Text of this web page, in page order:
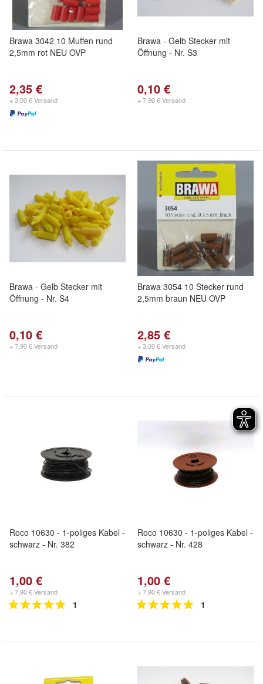
Brawa 3042 10 Muffen rund
2,5mm rot NEU OVP
2,35 €
+ 3,00 € Versand
Brawa - Gelb Stecker mit
Öffnung - Nr. S3
0,10 €
+ 7,90 € Versand
Brawa - Gelb Stecker mit
Öffnung - Nr. S4
0,10 €
+ 7,90 € Versand
Brawa 3054 10 Stecker rund
2,5mm braun NEU OVP
2,85 €
+ 3,00 € Versand
Roco 10630 - 1-poliges Kabel -
schwarz - Nr. 382
1,00 €
+ 7,90 € Versand
1
Roco 10630 - 1-poliges Kabel -
schwarz - Nr. 428
1,00 €
+ 7,90 € Versand
1